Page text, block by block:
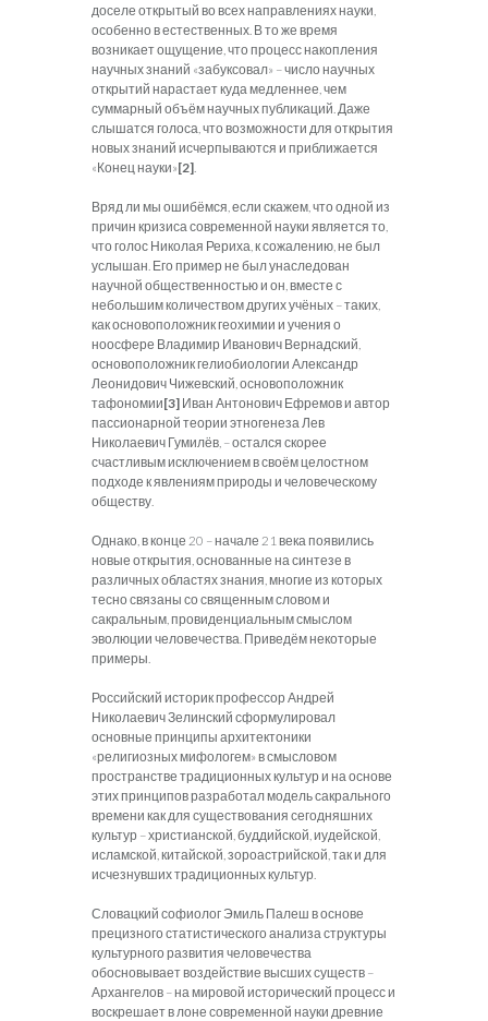
доселе открытый во всех направлениях науки,
особенно в естественных. В то же время
возникает ощущение, что процесс накопления
научных знаний «забуксовал» – число научных
открытий нарастает куда медленнее, чем
суммарный объём научных публикаций. Даже
слышатся голоса, что возможности для открытия
новых знаний исчерпываются и приближается
«Конец науки»[2]
Вряд ли мы ошибёмся, если скажем, что одной из
причин кризиса современной науки является то,
что голос Николая Рериха, к сожалению, не был
услышан. Его пример не был унаследован
научной общественностью и он, вместе с
небольшим количеством других учёных – таких,
как основоположник геохимии и учения о
ноосфере Владимир Иванович Вернадский,
основоположник гелиобиологии Александр
Леонидович Чижевский, основоположник
тафономии[3] Иван Антонович Ефремов и автор
пассионарной теории этногенеза Лев
Николаевич Гумилёв, – остался скорее
счастливым исключением в своём целостном
подходе к явлениям природы и человеческому
обществу.
Однако, в конце 20 – начале 21 века появились
новые открытия, основанные на синтезе в
различных областях знания, многие из которых
тесно связаны со священным словом и
сакральным, провиденциальным смыслом
эволюции человечества. Приведём некоторые
примеры.
Российский историк профессор Андрей
Николаевич Зелинский сформулировал
основные принципы архитектоники
«религиозных мифологем» в смысловом
пространстве традиционных культур и на основе
этих принципов разработал модель сакрального
времени как для существования сегодняшних
культур – христианской, буддийской, иудейской,
исламской, китайской, зороастрийской, так и для
исчезнувших традиционных культур.
Словацкий софиолог Эмиль Палеш в основе
прецизного статистического анализа структуры
культурного развития человечества
обосновывает воздействие высших существ –
Архангелов – на мировой исторический процесс и
воскрешает в лоне современной науки древние